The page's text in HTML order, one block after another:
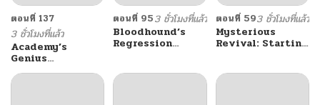
ตอนที่ 137
3 ชั่วโมงที่แล้ว
Academy’s
Genius
Swordmaster นัก
ดาบอัจฉริยะจากอะคา
ตอนที่ 953 ชั่วโมงที่แล้ว
Bloodhound’s
Regression
ตอนที่ 593 ชั่วโมงที่แล้ว
Mysterious
Revival: Starting
อาถรรพ์ฟื้นคืน : เริ่ม